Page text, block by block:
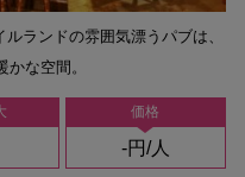
価格
-円/人
ランドの雰囲気漂うパブは、
な空間。